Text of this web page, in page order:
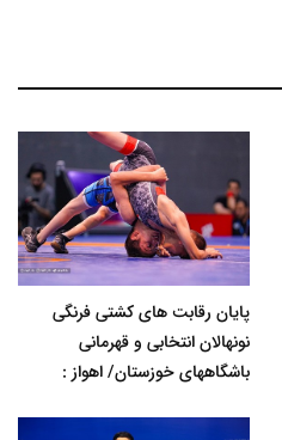
پایان رقابت های کشتی فرنگی
نونهالان انتخابی و قهرمانی
باشگاههای خوزستان/ اهواز :